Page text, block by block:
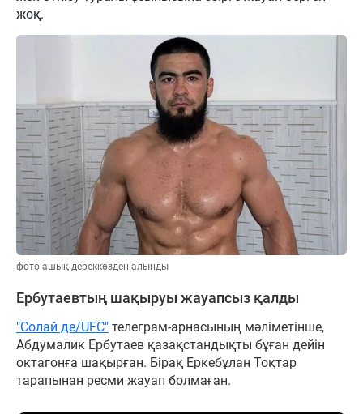
жоқ.
фото ашық дереккөзден алынды
Ербутаевтың шақыруы жауапсыз қалды
"Солай де/UFC" телеграм-арнасының мәліметінше,
Абдумалик Ербутаев қазақстандықты бұған дейін
октагонға шақырған. Бірақ Еркебұлан Тоқтар
тарапынан ресми жауап болмаған.